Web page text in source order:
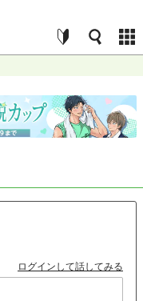
ログインして話してみる